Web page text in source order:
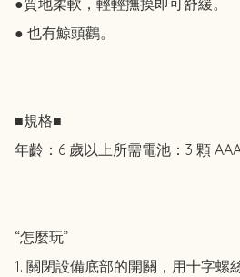
●質地柔軟，輕輕撫摸即可舒緩。
● 也有鯨頭鸛。
■規格■
年齡：6 歲以上所需電池：3 顆
“怎麼玩”
1. 關閉設備底部的開關，用十字螺